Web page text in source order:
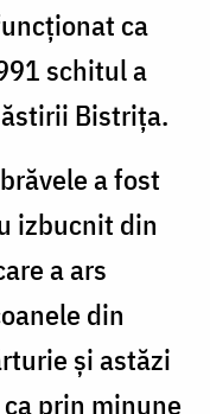
ca
schitul a
Bistriţa.
a fost
izbucnit din
a ars
din
și astăzi
prin minune